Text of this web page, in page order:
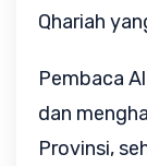
Qhariah
Pembaca
dan
Provinsi,